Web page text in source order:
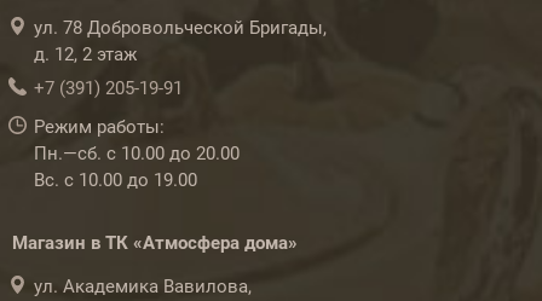
ул. 78 Добровольческой Бригады,
д. 12, 2 этаж
+7 (391) 205-19-91
Режим работы:
Пн.—сб. с 10.00 до 20.00
Вс. с 10.00 до 19.00
Магазин в ТК «Атмосфера дома»
ул. Академика Вавилова,